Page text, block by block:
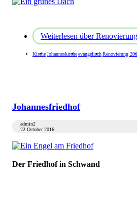
Weiterlesen über
KircheJohanneskircheevangelischRenovierung
Johannesfriedhof
admin2
22 October 2016
Der Friedhof in Schwand